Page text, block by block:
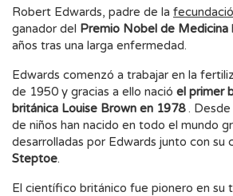
Robert Edwards, padre de la
ganador del Premio Nobel de Medicina
años tras una larga enfermedad.
Edwards comenzó a trabajar en la
de 1950 y gracias a ello nació el primer
británica Louise Brown en 1978. Desde
de niños han nacido en todo el mundo
desarrolladas por Edwards junto con su
Steptoe.
El científico británico fue pionero en su